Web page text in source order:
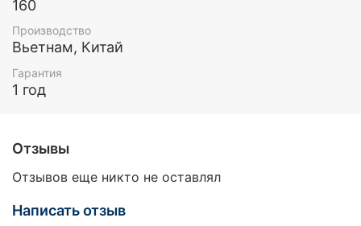
160
Производство
Вьетнам, Китай
Гарантия
1 год
Отзывы
Отзывов еще никто не оставлял
Написать отзыв